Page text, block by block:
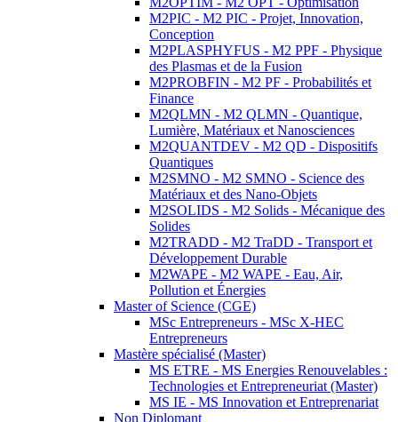
M2PIC - M2 PIC - Projet, Innovation,
Conception
M2PLASPHYFUS - M2 PPF - Physique
des Plasmas et de la Fusion
M2PROBFIN - M2 PF - Probabilités et
Finance
M2QLMN - M2 QLMN - Quantique,
Lumière, Matériaux et Nanosciences
M2QUANTDEV - M2 QD - Dispositifs
Quantiques
M2SMNO - M2 SMNO - Science des
Matériaux et des Nano-Objets
M2SOLIDS - M2 Solids - Mécanique des
Solides
M2TRADD - M2 TraDD - Transport et
Développement Durable
M2WAPE - M2 WAPE - Eau, Air,
Pollution et Énergies
Master of Science (CGE)
MSc Entrepreneurs - MSc X-HEC
Entrepreneurs
Mastère spécialisé (Master)
MS ETRE - MS Energies Renouvelables :
Technologies et Entrepreneuriat (Master)
MS IE - MS Innovation et Entreprenariat
Non Diplomant